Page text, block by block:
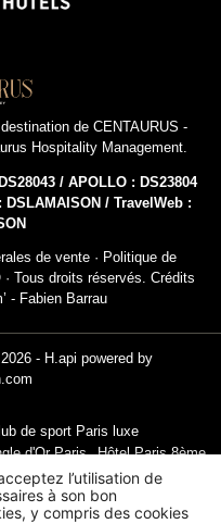
de CENTAURUS -
Hospitality Management.
/ APOLLO : DS23804
/ TravelWeb :
de vente· Politique de
· Tous droits réservés. Crédits
- Fabien Barrau
- H.api powered by
de sport Paris luxe
d'Or Paris Hôtel Paris 8ème
Monsieur
l’utilisation de
à son bon
y compris des cookies